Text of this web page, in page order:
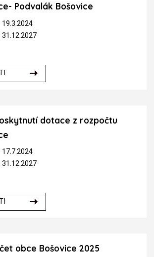
Podvalák Bošovice
dotace z rozpočtu
obce Bošovice 2025